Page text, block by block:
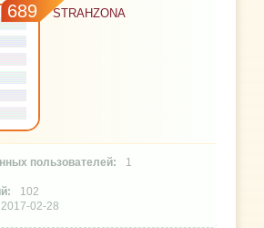
689 STRAHZONA
1
102
2017-02-28